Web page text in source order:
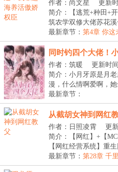
作者：尚文星
更新
简介：【逃荒+种田+
筑农学双修大佬苏花
妻罪...
最新章节： 第4章 你这
同时钓四个大佬！
作者：筑暖
更新时
简介：小月牙原是月
漫，什么情啊爱啊，
拨弄...
最新章节：
从截胡女神到网红
作者：日照凌霄
更
简介：【网红】+【
【网红经营系统】重
个...
最新章节： 第28章 千
百万！雌竞的开端！